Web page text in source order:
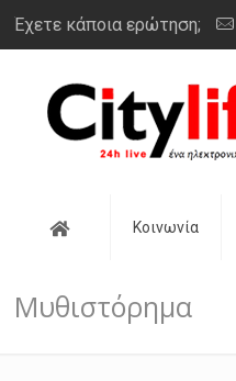
Έχετε κάποια ερώτηση;
Αρχική Κοινωνία
Μυθιστόρημα